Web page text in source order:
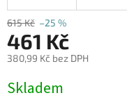
615 Kč –25 %
461 Kč
380,99 Kč bez DPH
cena:
Skladem